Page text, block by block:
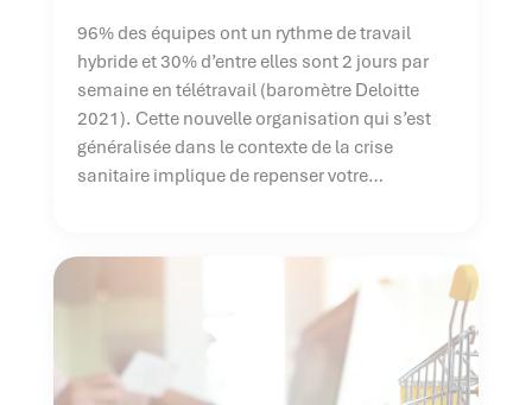
96% des équipes ont un rythme de travail
hybride et 30% d’entre elles sont 2 jours par
semaine en télétravail (baromètre Deloitte
2021). Cette nouvelle organisation qui s’est
généralisée dans le contexte de la crise
sanitaire implique de repenser votre
gérer efficacement votre équipe ?Nous faisons